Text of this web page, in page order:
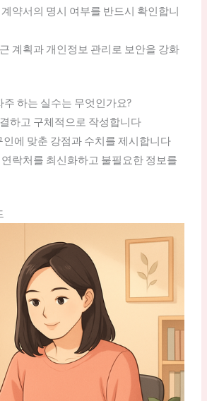
약서의 명시 여부를 반드시 확인합니
계획과 개인정보 관리로 보안을 강화
주 하는 실수는 무엇인가요?
하고 구체적으로 작성합니다
에 맞춘 강점과 수치를 제시합니다
락처를 최신화하고 불필요한 정보를